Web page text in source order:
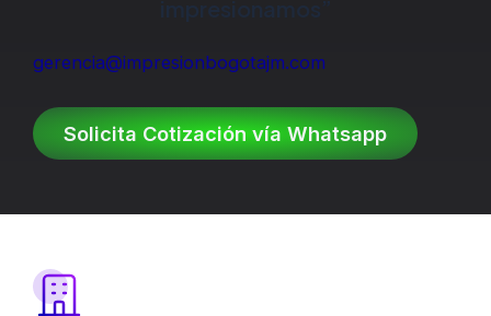
gerencia@impresionbogotajm.com
Solicita Cotización vía Whatsapp